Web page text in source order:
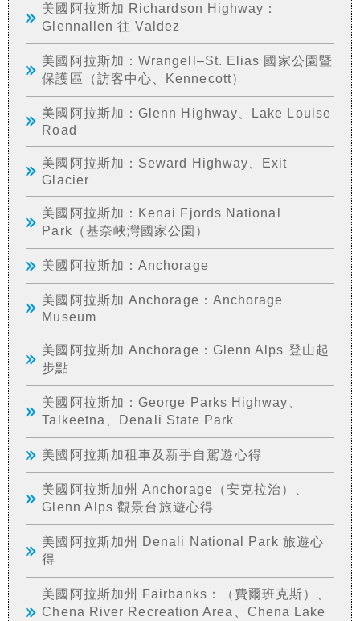
美國阿拉斯加 Richardson Highway：
Glennallen 往 Valdez
美國阿拉斯加：Wrangell–St. Elias 國家公園暨
保護區（訪客中心、Kennecott）
美國阿拉斯加：Glenn Highway、Lake Louise
Road
美國阿拉斯加：Seward Highway、Exit
Glacier
美國阿拉斯加：Kenai Fjords National
Park（基奈峽灣國家公園）
美國阿拉斯加：Anchorage
美國阿拉斯加 Anchorage：Anchorage
Museum
美國阿拉斯加 Anchorage：Glenn Alps 登山起
步點
美國阿拉斯加：George Parks Highway、
Talkeetna、Denali State Park
美國阿拉斯加租車及新手自駕遊心得
美國阿拉斯加州 Anchorage（安克拉治）、
Glenn Alps 觀景台旅遊心得
美國阿拉斯加州 Denali National Park 旅遊心
得
美國阿拉斯加州 Fairbanks：（費爾班克斯）、
Chena River Recreation Area、Chena Lake